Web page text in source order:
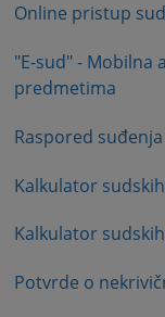
Online pristup
"E-sud" - Mobilna
predmetima
Raspored suđenja
Kalkulator
Kalkulator
Potvrde o